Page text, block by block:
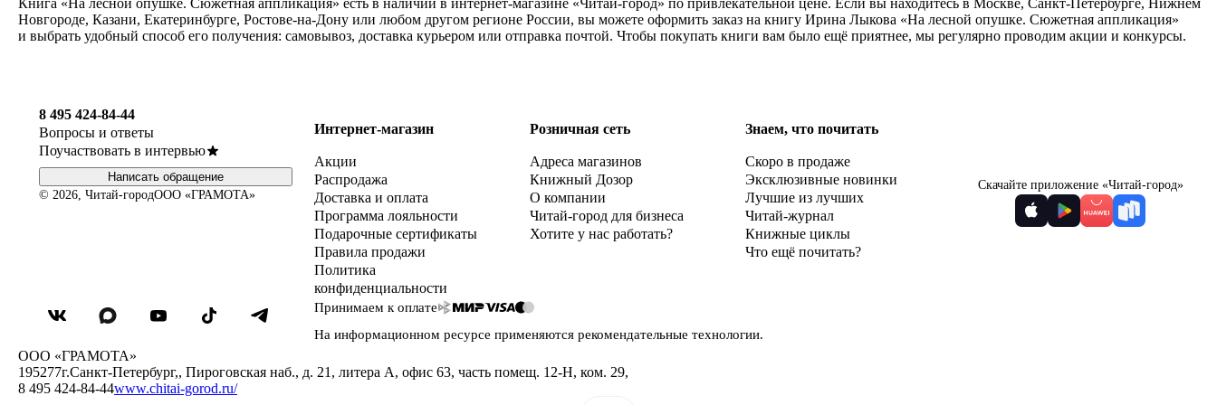
Книга «На лесной опушке. Сюжетная аппликация» есть в наличии в интернет-магазине «Читай-город» по привлекательной цене. Если вы находитесь в Москве, Санкт-Петербурге, Нижнем
Новгороде, Казани, Екатеринбурге, Ростове-на-Дону или любом другом регионе России, вы можете оформить заказ на книгу Ирина Лыкова «На лесной опушке. Сюжетная аппликация»
и выбрать удобный способ его получения: самовывоз, доставка курьером или отправка почтой. Чтобы покупать книги вам было ещё приятнее, мы регулярно проводим акции и конкурсы.
8 495 424-84-44
Вопросы и ответы
Поучаствовать в интервью
Написать обращение
© 2026, Читай-городООО «ГРАМОТА»
Интернет-магазин
Акции
Распродажа
Доставка и оплата
Программа лояльности
Подарочные сертификаты
Правила продажи
Политика
конфиденциальности
Розничная сеть
Адреса магазинов
Книжный Дозор
О компании
Читай-город для бизнеса
Хотите у нас работать?
Знаем, что почитать
Скоро в продаже
Эксклюзивные новинки
Лучшие из лучших
Читай-журнал
Книжные циклы
Что ещё почитать?
Принимаем к оплате
На информационном ресурсе применяются рекомендательные технологии.
Скачайте приложение «Читай-город»
ООО «ГРАМОТА»
195277г.Санкт-Петербург,, Пироговская наб., д. 21, литера А, офис 63, часть помещ. 12-Н, ком. 29,
8 495 424-84-44www.chitai-gorod.ru/